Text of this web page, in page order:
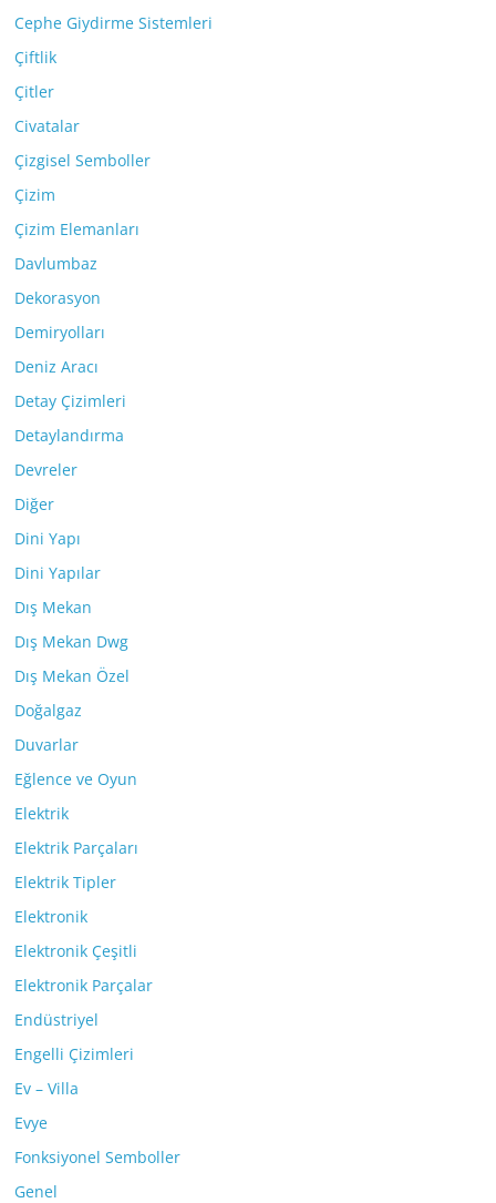
Cephe Giydirme Sistemleri
Çiftlik
Çitler
Civatalar
Çizgisel Semboller
Çizim
Çizim Elemanları
Davlumbaz
Dekorasyon
Demiryolları
Deniz Aracı
Detay Çizimleri
Detaylandırma
Devreler
Diğer
Dini Yapı
Dini Yapılar
Dış Mekan
Dış Mekan Dwg
Dış Mekan Özel
Doğalgaz
Duvarlar
Eğlence ve Oyun
Elektrik
Elektrik Parçaları
Elektrik Tipler
Elektronik
Elektronik Çeşitli
Elektronik Parçalar
Endüstriyel
Engelli Çizimleri
Ev – Villa
Evye
Fonksiyonel Semboller
Genel